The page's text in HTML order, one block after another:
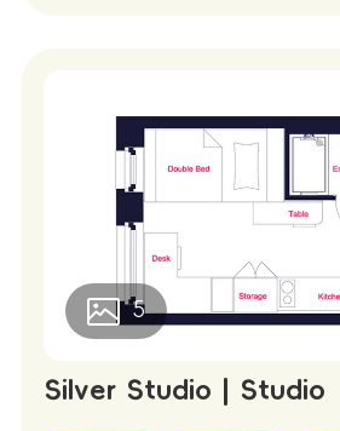
5
Silver Studio | Studio